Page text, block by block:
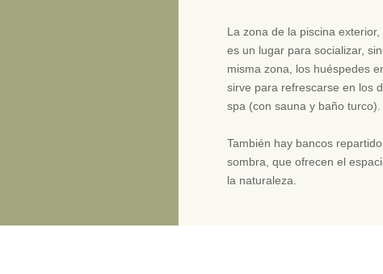
La zona de la piscina
es un lugar para socializar,
misma zona, los huéspedes
sirve para refrescarse en los
spa (con sauna y baño turco).
También hay bancos
sombra, que ofrecen el
la naturaleza.